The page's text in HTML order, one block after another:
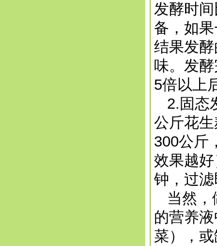
发酵时
备，如
结果发
味。发
5倍以上
2.固态
公斤花
300公斤
效果越
钟，过
当然，
的营养
菜），